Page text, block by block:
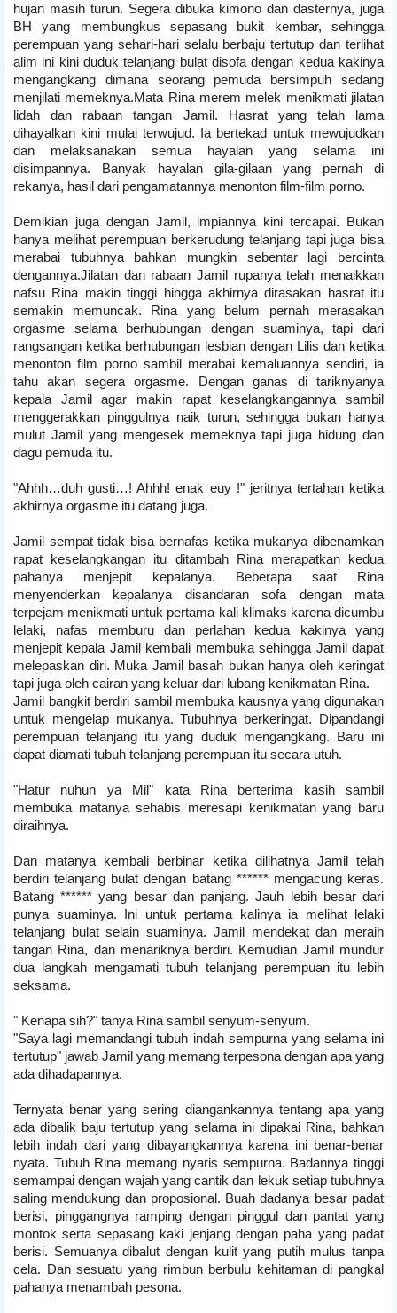
hujan masih turun. Segera dibuka kimono dan dasternya, juga
BH yang membungkus sepasang bukit kembar, sehingga
perempuan yang sehari-hari selalu berbaju tertutup dan terlihat
alim ini kini duduk telanjang bulat disofa dengan kedua kakinya
mengangkang dimana seorang pemuda bersimpuh sedang
menjilati memeknya.Mata Rina merem melek menikmati jilatan
lidah dan rabaan tangan Jamil. Hasrat yang telah lama
dihayalkan kini mulai terwujud. Ia bertekad untuk mewujudkan
dan melaksanakan semua hayalan yang selama ini
disimpannya. Banyak hayalan gila-gilaan yang pernah di
rekanya, hasil dari pengamatannya menonton film-film porno.
Demikian juga dengan Jamil, impiannya kini tercapai. Bukan
hanya melihat perempuan berkerudung telanjang tapi juga bisa
merabai tubuhnya bahkan mungkin sebentar lagi bercinta
dengannya.Jilatan dan rabaan Jamil rupanya telah menaikkan
nafsu Rina makin tinggi hingga akhirnya dirasakan hasrat itu
semakin memuncak. Rina yang belum pernah merasakan
orgasme selama berhubungan dengan suaminya, tapi dari
rangsangan ketika berhubungan lesbian dengan Lilis dan ketika
menonton film porno sambil merabai kemaluannya sendiri, ia
tahu akan segera orgasme. Dengan ganas di tariknyanya
kepala Jamil agar makin rapat keselangkangannya sambil
menggerakkan pinggulnya naik turun, sehingga bukan hanya
mulut Jamil yang mengesek memeknya tapi juga hidung dan
dagu pemuda itu.
"Ahhh…duh gusti…! Ahhh! enak euy !" jeritnya tertahan ketika
akhirnya orgasme itu datang juga.
Jamil sempat tidak bisa bernafas ketika mukanya dibenamkan
rapat keselangkangan itu ditambah Rina merapatkan kedua
pahanya menjepit kepalanya. Beberapa saat Rina
menyenderkan kepalanya disandaran sofa dengan mata
terpejam menikmati untuk pertama kali klimaks karena dicumbu
lelaki, nafas memburu dan perlahan kedua kakinya yang
menjepit kepala Jamil kembali membuka sehingga Jamil dapat
melepaskan diri. Muka Jamil basah bukan hanya oleh keringat
tapi juga oleh cairan yang keluar dari lubang kenikmatan Rina.
Jamil bangkit berdiri sambil membuka kausnya yang digunakan
untuk mengelap mukanya. Tubuhnya berkeringat. Dipandangi
perempuan telanjang itu yang duduk mengangkang. Baru ini
dapat diamati tubuh telanjang perempuan itu secara utuh.
"Hatur nuhun ya Mil" kata Rina berterima kasih sambil
membuka matanya sehabis meresapi kenikmatan yang baru
diraihnya.
Dan matanya kembali berbinar ketika dilihatnya Jamil telah
berdiri telanjang bulat dengan batang ****** mengacung keras.
Batang ****** yang besar dan panjang. Jauh lebih besar dari
punya suaminya. Ini untuk pertama kalinya ia melihat lelaki
telanjang bulat selain suaminya. Jamil mendekat dan meraih
tangan Rina, dan menariknya berdiri. Kemudian Jamil mundur
dua langkah mengamati tubuh telanjang perempuan itu lebih
seksama.
" Kenapa sih?" tanya Rina sambil senyum-senyum.
"Saya lagi memandangi tubuh indah sempurna yang selama ini
tertutup" jawab Jamil yang memang terpesona dengan apa yang
ada dihadapannya.
Ternyata benar yang sering diangankannya tentang apa yang
ada dibalik baju tertutup yang selama ini dipakai Rina, bahkan
lebih indah dari yang dibayangkannya karena ini benar-benar
nyata. Tubuh Rina memang nyaris sempurna. Badannya tinggi
semampai dengan wajah yang cantik dan lekuk setiap tubuhnya
saling mendukung dan proposional. Buah dadanya besar padat
berisi, pinggangnya ramping dengan pinggul dan pantat yang
montok serta sepasang kaki jenjang dengan paha yang padat
berisi. Semuanya dibalut dengan kulit yang putih mulus tanpa
cela. Dan sesuatu yang rimbun berbulu kehitaman di pangkal
pahanya menambah pesona.